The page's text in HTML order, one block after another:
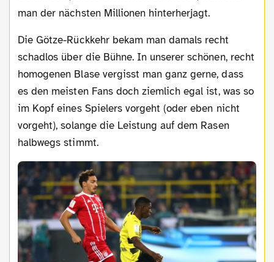
man der nächsten Millionen hinterherjagt.
Die Götze-Rückkehr bekam man damals recht
schadlos über die Bühne. In unserer schönen, recht
homogenen Blase vergisst man ganz gerne, dass
es den meisten Fans doch ziemlich egal ist, was so
im Kopf eines Spielers vorgeht (oder eben nicht
vorgeht), solange die Leistung auf dem Rasen
halbwegs stimmt.